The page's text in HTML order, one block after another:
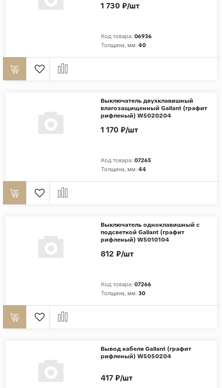
Турция
Иран
Код товара: 06936
Толщина, мм: 40
1 730 ₽/шт
Выключатель двухклавишный
влагозащищенный Gallant (графит
рифленый) W5020204
Код товара: 07265
Толщина, мм: 44
1 170 ₽/шт
Выключатель одноклавишный с
подсветкой Gallant (графит
рифленый) W5010104
Код товара: 07266
Толщина, мм: 30
812 ₽/шт
Вывод кабеля Gallant (графит
рифленый) W5050204
417 ₽/шт